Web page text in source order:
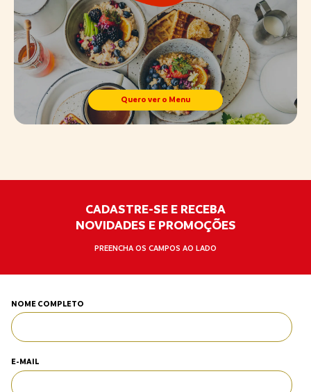
Quero ver o Menu
CADASTRE-SE E RECEBA
NOVIDADES E PROMOÇÕES
PREENCHA OS CAMPOS AO LADO
NOME COMPLETO
E-MAIL